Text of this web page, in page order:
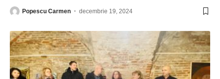
Popescu Carmen decembrie 19, 2024